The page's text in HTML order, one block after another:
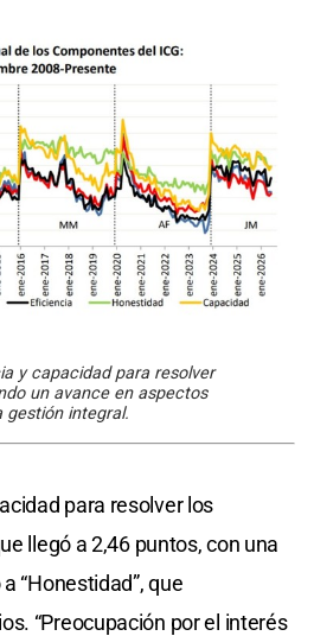
y capacidad para resolver
un avance en aspectos
gestión integral.
para resolver los
llegó a 2,46 puntos, con una
“Honestidad”, que
“Preocupación por el interés